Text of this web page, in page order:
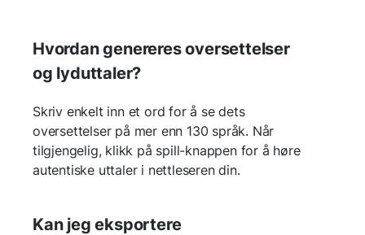
Hvordan genereres oversettelser
og lyduttaler?
Skriv enkelt inn et ord for å se dets
oversettelser på mer enn 130 språk. Når
tilgjengelig, klikk på spill-knappen for å høre
autentiske uttaler i nettleseren din.
Kan jeg eksportere